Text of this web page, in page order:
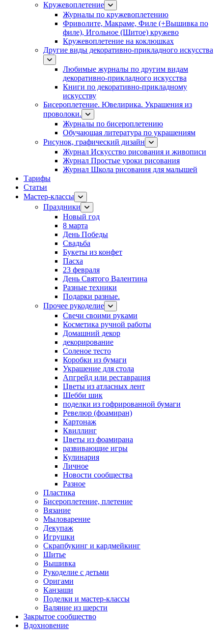
Кружевоплетение
Журналы по кружевоплетению
Фриволите, Макраме, Филе (+Вышивка по
филе), Игольное (Шитое) кружево
Кружевоплетение на коклюшках
Другие виды декоративно-прикладного искусства
Любимые журналы по другим видам
декоративно-прикладного искусства
Книги по декоративно-прикладному
искусству
Бисероплетение. Ювелирика. Украшения из
проволоки.
Журналы по бисероплетению
Обучающая литература по украшениям
Рисунок, графический дизайн
Журнал Искусство рисования и живописи
Журнал Простые уроки рисования
Журнал Школа рисования для малышей
Тарифы
Статьи
Мастер-классы
Праздники
Новый год
8 марта
День Победы
Свадьба
Букеты из конфет
Пасха
23 февраля
День Святого Валентина
Разные техники
Подарки разные.
Прочее рукоделие
Свечи своими руками
Косметика ручной работы
Домашний декор
декорирование
Соленое тесто
Коробки из бумаги
Украшение для стола
Апгрейд или реставрация
Цветы из атласных лент
Шебби шик
поделки из гофрированной бумаги
Ревелюр (фоамиран)
Картонаж
Квиллинг
Цветы из фоамирана
развивающие игры
Кулинария
Личное
Новости сообщества
Разное
Пластика
Бисероплетение, плетение
Вязание
Мыловарение
Декупаж
Игрушки
Скрапбукинг и кардмейкинг
Шитье
Вышивка
Рукоделие с детьми
Оригами
Канзаши
Поделки и мастер-классы
Валяние из шерсти
Закрытое сообщество
Вдохновение